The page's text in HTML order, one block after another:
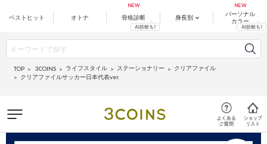
ベストヒット オトナ 骨格診断 身長別
パーソナル
カラー
TOP 3COINS ライフスタイル ステーショナリー
クリアファイル
クリアファイルサッカー日本代表ver.